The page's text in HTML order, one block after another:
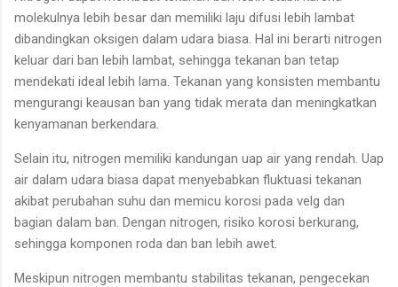
molekulnya lebih besar dan memiliki laju difusi lebih lambat
dibandingkan oksigen dalam udara biasa. Hal ini berarti nitrogen
keluar dari ban lebih lambat, sehingga tekanan ban tetap
mendekati ideal lebih lama. Tekanan yang konsisten membantu
mengurangi keausan ban yang tidak merata dan meningkatkan
kenyamanan berkendara.
Selain itu, nitrogen memiliki kandungan uap air yang rendah. Uap
air dalam udara biasa dapat menyebabkan fluktuasi tekanan
akibat perubahan suhu dan memicu korosi pada velg dan
bagian dalam ban. Dengan nitrogen, risiko korosi berkurang,
sehingga komponen roda dan ban lebih awet.
Meskipun nitrogen membantu stabilitas tekanan, pengecekan